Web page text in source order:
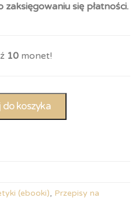
się płatności.
10 monet!
do koszyka
(ebooki), Przepisy na